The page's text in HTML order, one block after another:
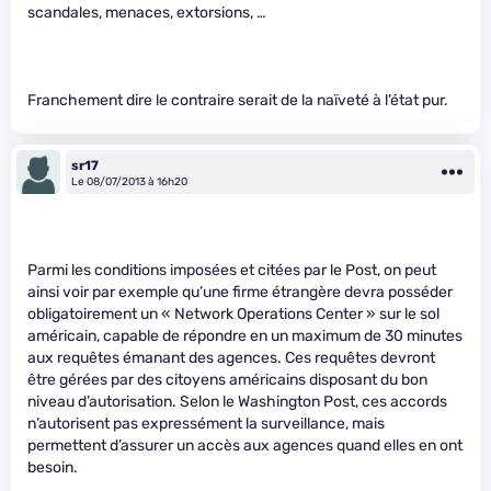
scandales, menaces, extorsions, …
Franchement dire le contraire serait de la naïveté à l’état pur.
sr17
Le 08/07/2013 à 16h20
Parmi les conditions imposées et citées par le Post, on peut
ainsi voir par exemple qu’une firme étrangère devra posséder
obligatoirement un « Network Operations Center » sur le sol
américain, capable de répondre en un maximum de 30 minutes
aux requêtes émanant des agences. Ces requêtes devront
être gérées par des citoyens américains disposant du bon
niveau d’autorisation. Selon le Washington Post, ces accords
n’autorisent pas expressément la surveillance, mais
permettent d’assurer un accès aux agences quand elles en ont
besoin.